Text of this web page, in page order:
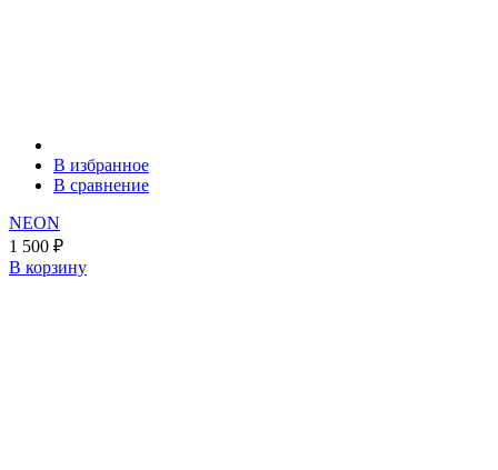
В избранное
В сравнение
NEON
1 500 ₽
В корзину